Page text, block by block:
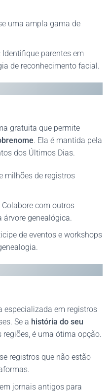
uma ampla gama de
Identifique parentes em
de reconhecimento facial.
gratuita que permite
. Ela é mantida pela
dos Últimos Dias.
milhões de registros
Colabore com outros
genealógica.
de eventos e workshops
especializada em registros
Se a história do seu
regiões, é uma ótima opção.
registros que não estão
jornais antigos para